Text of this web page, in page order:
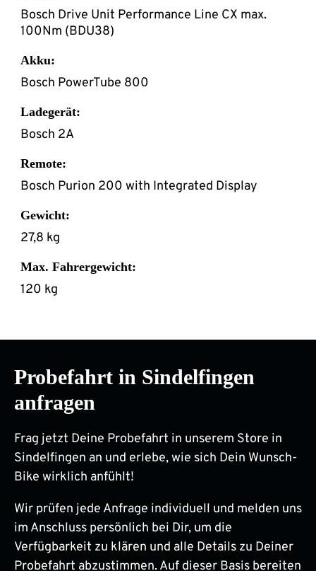
Bosch Drive Unit Performance Line CX max.
100Nm (BDU38)
Akku:
Bosch PowerTube 800
Ladegerät:
Bosch 2A
Remote:
Bosch Purion 200 with Integrated Display
Gewicht:
27,8 kg
Max. Fahrergewicht:
120 kg
Probefahrt in Sindelfingen
anfragen
Frag jetzt Deine Probefahrt in unserem Store in
Sindelfingen an und erlebe, wie sich Dein Wunsch-
Bike wirklich anfühlt!
Wir prüfen jede Anfrage individuell und melden uns
im Anschluss persönlich bei Dir, um die
Verfügbarkeit zu klären und alle Details zu Deiner
Probefahrt abzustimmen. Auf dieser Basis bereiten